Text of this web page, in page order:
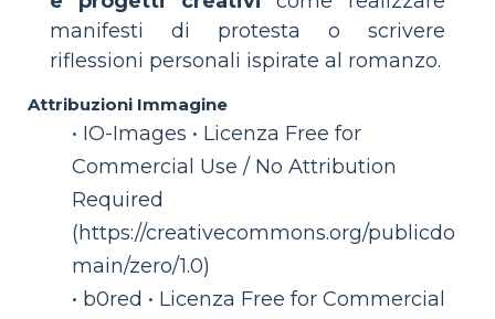
manifesti di protesta o scrivere
riflessioni personali ispirate al romanzo.
Attribuzioni Immagine
• IO-Images • Licenza Free for
Commercial Use / No Attribution
Required
(https://creativecommons.org/publicdo
main/zero/1.0)
• b0red • Licenza Free for Commercial